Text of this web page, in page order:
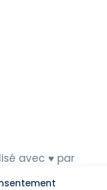
avec ♥ par